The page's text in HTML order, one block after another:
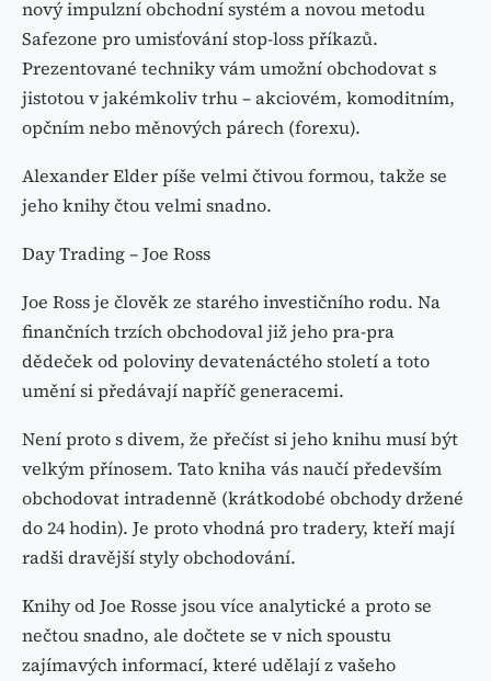
nový impulzní obchodní systém a novou metodu
Safezone pro umisťování stop-loss příkazů.
Prezentované techniky vám umožní obchodovat s
jistotou v jakémkoliv trhu – akciovém, komoditním,
opčním nebo měnových párech (forexu).
Alexander Elder píše velmi čtivou formou, takže se
jeho knihy čtou velmi snadno.
Day Trading – Joe Ross
Joe Ross je člověk ze starého investičního rodu. Na
finančních trzích obchodoval již jeho pra-pra
dědeček od poloviny devatenáctého století a toto
umění si předávají napříč generacemi.
Není proto s divem, že přečíst si jeho knihu musí být
velkým přínosem. Tato kniha vás naučí především
obchodovat intradenně (krátkodobé obchody držené
do 24 hodin). Je proto vhodná pro tradery, kteří mají
radši dravější styly obchodování.
Knihy od Joe Rosse jsou více analytické a proto se
nečtou snadno, ale dočtete se v nich spoustu
zajímavých informací, které udělají z vašeho